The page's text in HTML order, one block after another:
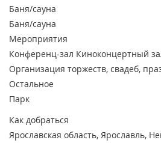
Баня/сауна
Баня/сауна
Мероприятия
Конференц-зал Киноконцертный
Организация торжеств, свадеб,
Остальное
Парк
Как добраться
Ярославская область, Ярославль,